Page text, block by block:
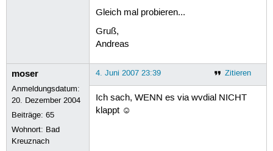
Gleich mal probieren...
Gruß,
Andreas
moser
Anmeldungsdatum:
20. Dezember 2004
Beiträge:65
Wohnort: Bad
Kreuznach
Zitieren
4. Juni 2007 23:39
Ich sach, WENN es via wvdial NICHT
klappt ☺